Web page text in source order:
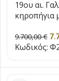
19ου αι.
κηροπήγια
9.700,00€
Κωδικός: